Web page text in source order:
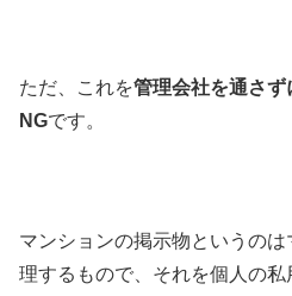
ただ、これを管理会社を通さ
NGです。
マンションの掲示物というの
理するもので、それを個人の